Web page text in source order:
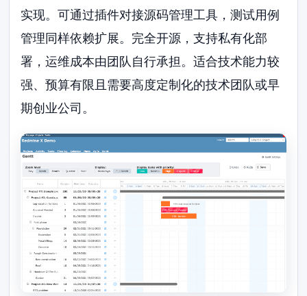
实现。可通过插件对接源码管理工具，测试用例
管理同样依赖扩展。完全开源，支持私有化部
署，运维成本由团队自行承担。适合技术能力较
强、预算有限且需要高度定制化的技术团队或早
期创业公司。